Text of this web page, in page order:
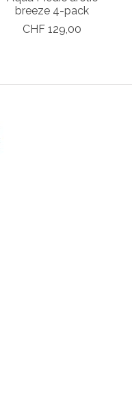
breeze 4-pack
CHF 129,00